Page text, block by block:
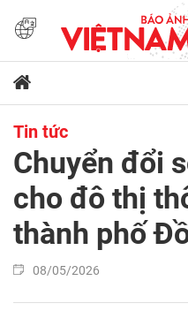
Tin tức
Chuyển đổi
cho đô thị
thành phố
08/05/2026